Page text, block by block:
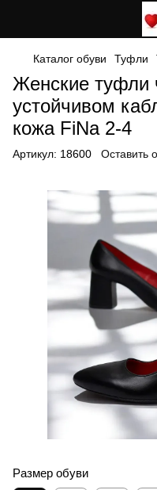
Каталог обуви Туфли
Женские туфли
устойчивом
кожа FiNa 2-4
Артикул: 18600 Оставить
Размер обуви